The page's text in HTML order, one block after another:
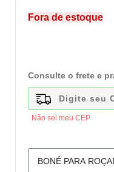
Fora de estoque
Consulte o frete e
Não sei meu CEP